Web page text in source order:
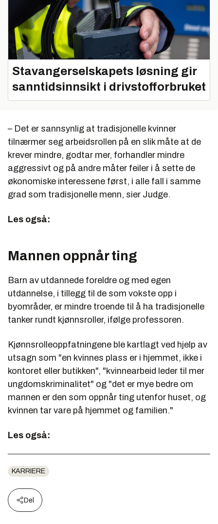
Stavangerselskapets løsning gir
sanntidsinnsikt i drivstofforbruket
– Det er sannsynlig at tradisjonelle kvinner
tilnærmer seg arbeidsrollen på en slik måte at de
krever mindre, godtar mer, forhandler mindre
aggressivt og på andre måter feiler i å sette de
økonomiske interessene først, i alle fall i samme
grad som tradisjonelle menn, sier Judge.
Les også:
Mannen oppnår ting
Barn av utdannede foreldre og med egen
utdannelse, i tillegg til de som vokste opp i
byområder, er mindre troende til å ha tradisjonelle
tanker rundt kjønnsroller, ifølge professoren.
Kjønnsrolleoppfatningene ble kartlagt ved hjelp av
utsagn som "en kvinnes plass er i hjemmet, ikke i
kontoret eller butikken", "kvinnearbeid leder til mer
ungdomskriminalitet" og "det er mye bedre om
mannen er den som oppnår ting utenfor huset, og
kvinnen tar vare på hjemmet og familien."
Les også:
KARRIERE
Del